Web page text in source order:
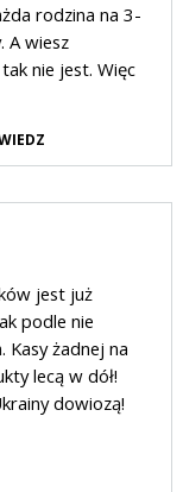
rodzina na 3-
A wiesz
nie jest. Więc
jest już
podle nie
Kasy żadnej na
lecą w dół!
dowiozą!